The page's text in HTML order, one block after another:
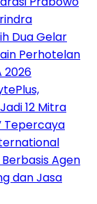
Dua Gelar
Perhotelan
2026
12 Mitra
Tepercaya
Agen
dan Jasa